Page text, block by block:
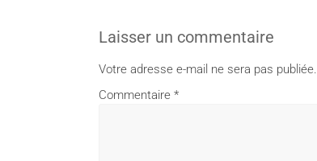
Laisser un commentaire
Votre adresse e-mail ne sera pas publiée.
Commentaire *